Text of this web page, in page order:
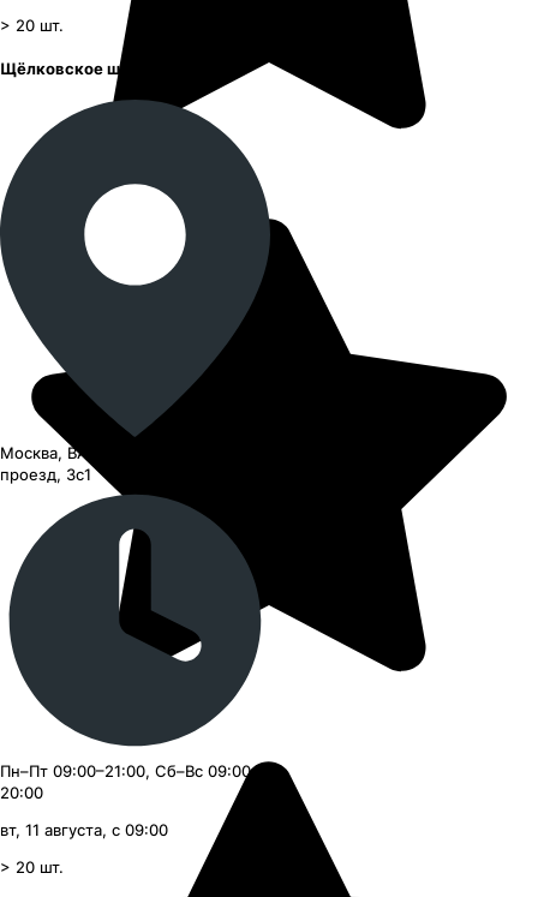
> 20 шт.
Щёлковское шоссе
Москва, ВАО, Черницынский
проезд, 3с1
Пн–Пт 09:00–21:00, Сб–Вс 09:00–
20:00
вт, 11 августа, с 09:00
> 20 шт.